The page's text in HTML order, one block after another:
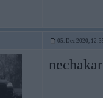
05. Dec 2020,